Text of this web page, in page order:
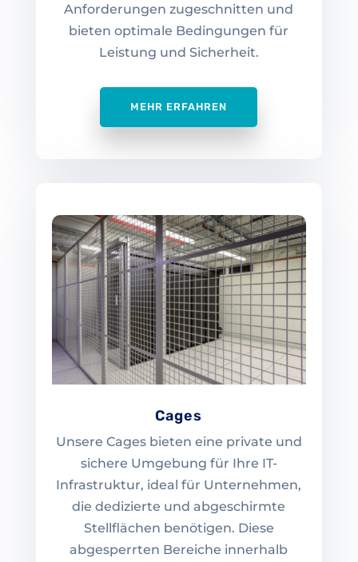
Anforderungen zugeschnitten und
bieten optimale Bedingungen für
Leistung und Sicherheit.
MEHR ERFAHREN
Cages
Unsere Cages bieten eine private und
sichere Umgebung für Ihre IT-
Infrastruktur, ideal für Unternehmen,
die dedizierte und abgeschirmte
Stellflächen benötigen. Diese
abgesperrten Bereiche innerhalb